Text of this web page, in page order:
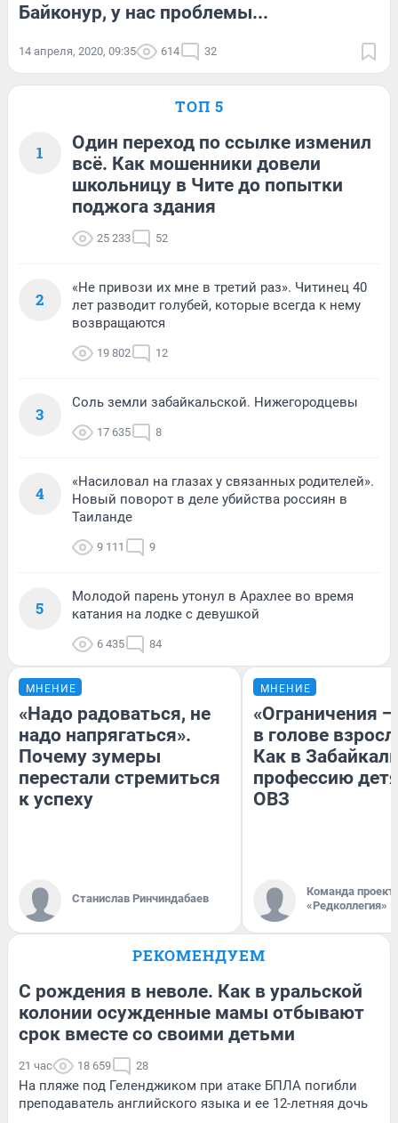
Байконур, у нас проблемы...
14 апреля, 2020, 09:35 614 32
ТОП 5
1
Один переход по ссылке изменил
всё. Как мошенники довели
школьницу в Чите до попытки
поджога здания
25 233 52
2
«Не привози их мне в третий раз». Читинец 40
лет разводит голубей, которые всегда к нему
возвращаются
19 802 12
3
Соль земли забайкальской. Нижегородцевы
17 635 8
4
«Насиловал на глазах у связанных родителей».
Новый поворот в деле убийства россиян в
Таиланде
9 111 9
5
Молодой парень утонул в Арахлее во время
катания на лодке с девушкой
6 435 84
МНЕНИЕ
«Надо радоваться, не
надо напрягаться».
Почему зумеры
перестали стремиться
к успеху
Станислав Ринчиндабаев
МНЕНИЕ
«Ограничения
в голове
Как в
профессию
ОВЗ
Команда
«Редколлегия»
РЕКОМЕНДУЕМ
С рождения в неволе. Как в уральской
колонии осужденные мамы отбывают
срок вместе со своими детьми
21 час 18 659 28
На пляже под Геленджиком при атаке БПЛА погибли
преподаватель английского языка и ее 12-летняя дочь